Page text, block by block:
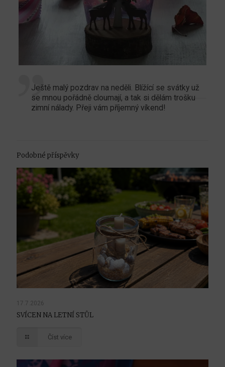
Ještě malý pozdrav na neděli. Blížící se svátky už
se mnou pořádně cloumají, a tak si dělám trošku
zimní nálady. Přeji vám příjemný víkend!
Podobné příspěvky
17.7.2026
SVÍCEN NA LETNÍ STŮL
Číst více